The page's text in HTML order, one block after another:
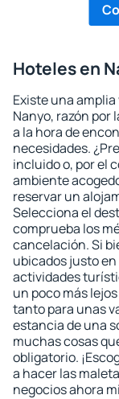
Hoteles en
Existe una
Nanyo, razón
a la hora de
necesidades.
incluido o, por el
ambiente
reservar un
Selecciona el
comprueba los
cancelación. Si
ubicados justo
actividades
un poco más
tanto para unas
estancia de una
muchas cosas
obligatorio.
a hacer las
negocios ahora